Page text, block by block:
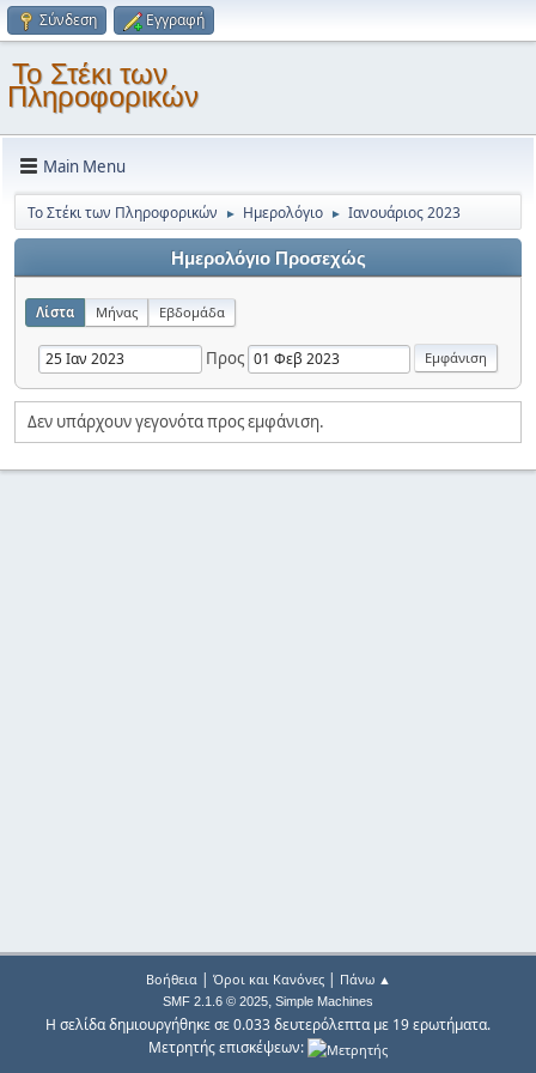
Σύνδεση Εγγραφή
Το Στέκι των
Πληροφορικών
Main Menu
Το Στέκι των Πληροφορικών ► Ημερολόγιο ► Ιανουάριος 2023
Ημερολόγιο Προσεχώς
Λίστα Μήνας Εβδομάδα
Προς
Δεν υπάρχουν γεγονότα προς εμφάνιση.
Βοήθεια| Όροι και Κανόνες| Πάνω ▲
SMF 2.1.6 © 2025, Simple Machines
Η σελίδα δημιουργήθηκε σε 0.033 δευτερόλεπτα με 19 ερωτήματα.
Μετρητής επισκέψεων: